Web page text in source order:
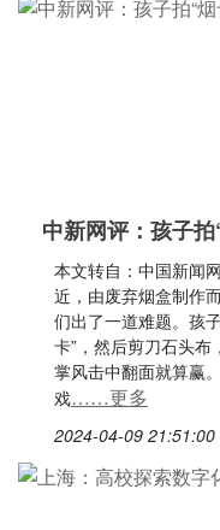
中新网评：孩子
本文转自：中国新闻
近，由废弃烟盒制作
们出了一道难题。孩
卡”，然后剪刀石头
掌风击中翻面就算赢
戏……更多
2024-04-09 21:51:00